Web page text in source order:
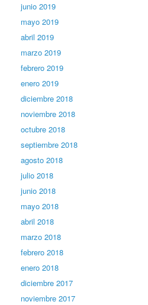
junio 2019
mayo 2019
abril 2019
marzo 2019
febrero 2019
enero 2019
diciembre 2018
noviembre 2018
octubre 2018
septiembre 2018
agosto 2018
julio 2018
junio 2018
mayo 2018
abril 2018
marzo 2018
febrero 2018
enero 2018
diciembre 2017
noviembre 2017